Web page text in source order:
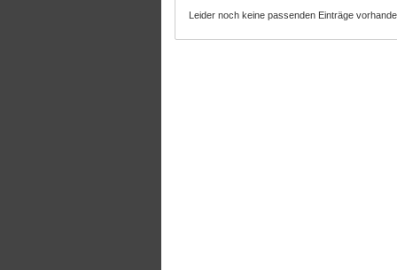
Leider noch keine passenden Einträge